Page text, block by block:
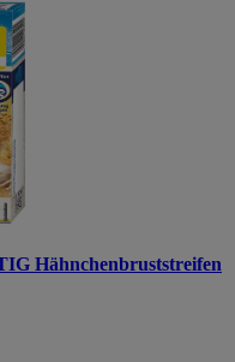
Hähnchenbruststreifen